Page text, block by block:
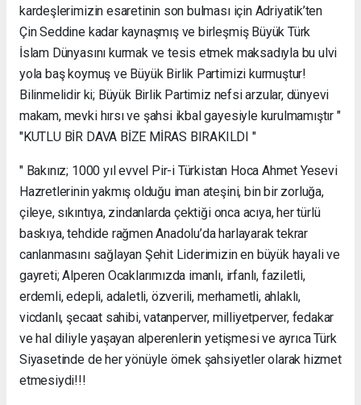
kardeşlerimizin esaretinin son bulması için Adriyatik’ten
Çin Seddine kadar kaynaşmış ve birleşmiş Büyük Türk
İslam Dünyasını kurmak ve tesis etmek maksadıyla bu ulvi
yola baş koymuş ve Büyük Birlik Partimizi kurmuştur!
Bilinmelidir ki; Büyük Birlik Partimiz nefsi arzular, dünyevi
makam, mevki hırsı ve şahsi ikbal gayesiyle kurulmamıştır "
"KUTLU BİR DAVA BİZE MİRAS BIRAKILDI "
" Bakınız; 1000 yıl evvel Pir-i Türkistan Hoca Ahmet Yesevi
Hazretlerinin yakmış olduğu iman ateşini, bin bir zorluğa,
çileye, sıkıntıya, zindanlarda çektiği onca acıya, her türlü
baskıya, tehdide rağmen Anadolu’da harlayarak tekrar
canlanmasını sağlayan Şehit Liderimizin en büyük hayali ve
gayreti; Alperen Ocaklarımızda imanlı, irfanlı, faziletli,
erdemli, edepli, adaletli, özverili, merhametli, ahlaklı,
vicdanlı, şecaat sahibi, vatanperver, milliyetperver, fedakar
ve hal diliyle yaşayan alperenlerin yetişmesi ve ayrıca Türk
Siyasetinde de her yönüyle örnek şahsiyetler olarak hizmet
etmesiydi!!!